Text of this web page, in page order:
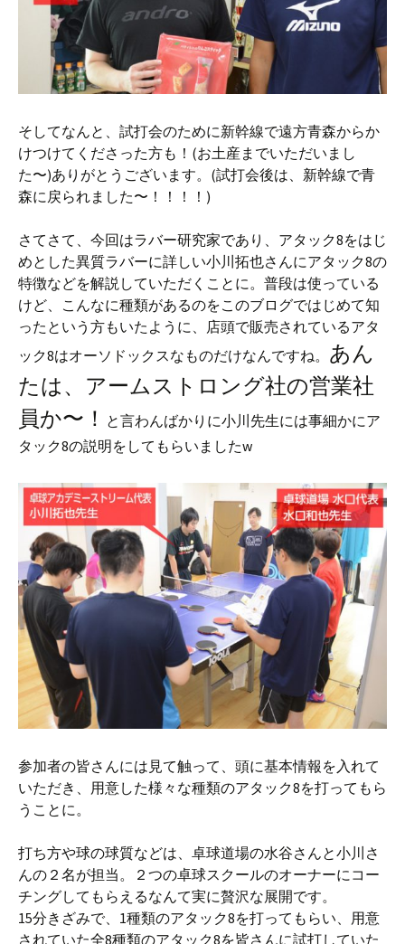
そしてなんと、試打会のために新幹線で遠方青森からか
けつけてくださった方も！(お土産までいただいまし
た〜)ありがとうございます。(試打会後は、新幹線で青
森に戻られました〜！！！！)
さてさて、今回はラバー研究家であり、アタック8をはじ
めとした異質ラバーに詳しい小川拓也さんにアタック8の
特徴などを解説していただくことに。普段は使っている
けど、こんなに種類があるのをこのブログではじめて知
ったという方もいたように、店頭で販売されているアタ
ック8はオーソドックスなものだけなんですね。 あん
たは、アームストロング社の営業社
員か〜！ と言わんばかりに小川先生には事細かにア
タック8の説明をしてもらいましたw
参加者の皆さんには見て触って、頭に基本情報を入れて
いただき、用意した様々な種類のアタック8を打ってもら
うことに。
打ち方や球の球質などは、卓球道場の水谷さんと小川さ
んの２名が担当。２つの卓球スクールのオーナーにコー
チングしてもらえるなんて実に贅沢な展開です。
15分きざみで、1種類のアタック8を打ってもらい、用意
されていた全8種類のアタック8を皆さんに試打していた